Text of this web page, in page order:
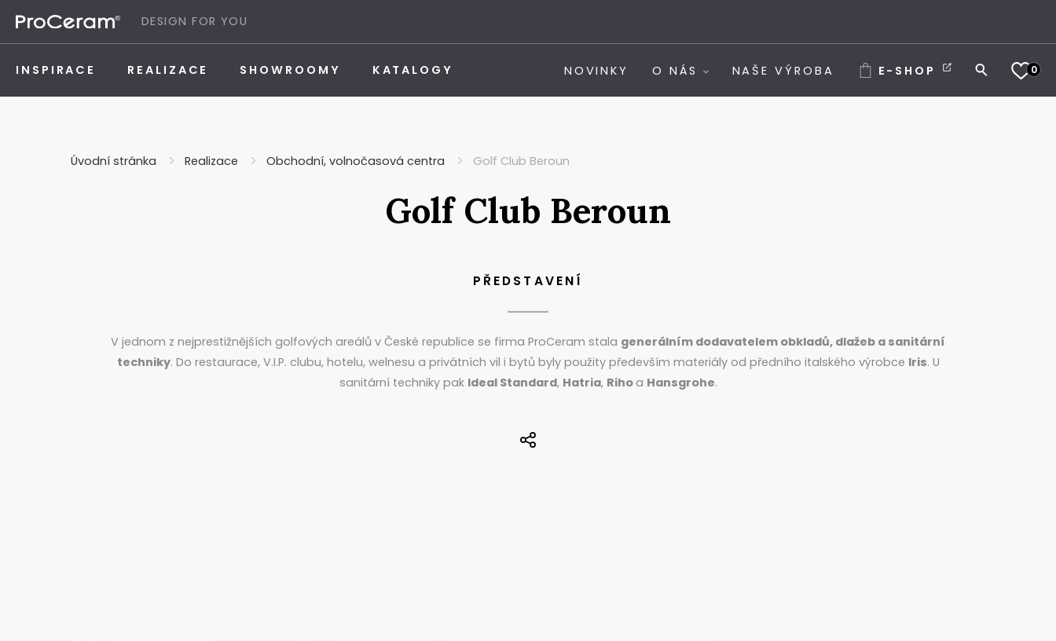
DESIGN FOR YOU
INSPIRACE REALIZACE SHOWROOMY KATALOGY NOVINKY O NÁS NAŠE VÝROBA E-SHOP 0
Úvodní stránka Realizace Obchodní, volnočasová centra Golf Club Beroun
Golf Club Beroun
PŘEDSTAVENÍ
V jednom z nejprestižnějších golfových areálů v České republice se firma ProCeram stala generálním dodavatelem obkladů, dlažeb a sanitární
techniky. Do restaurace, V.I.P. clubu, hotelu, welnesu a privátních vil i bytů byly použity především materiály od předního italského výrobce Iris. U
sanitární techniky pak Ideal Standard, Hatria, Rihoa Hansgrohe.